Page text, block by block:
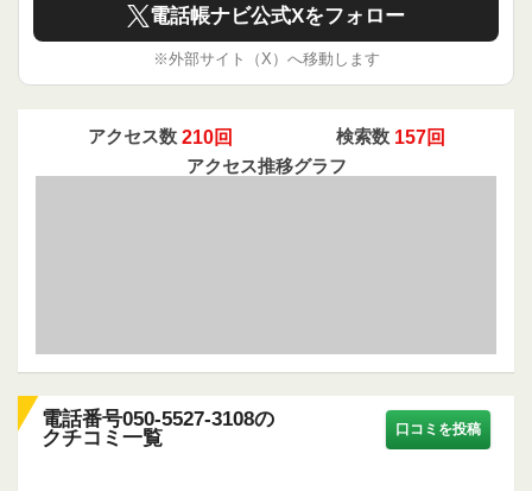
電話帳ナビ公式Xをフォロー
※外部サイト（X）へ移動します
アクセス数 210回 検索数 157回
アクセス推移グラフ
電話番号050-5527-3108の
クチコミ一覧
口コミを投稿